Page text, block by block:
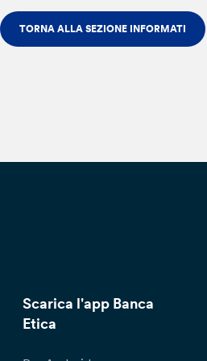
TORNA ALLA SEZIONE INFORMATI
Scarica l'app Banca
Etica